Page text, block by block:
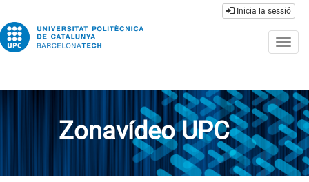
Inicia la sessió
Zonavídeo UPC